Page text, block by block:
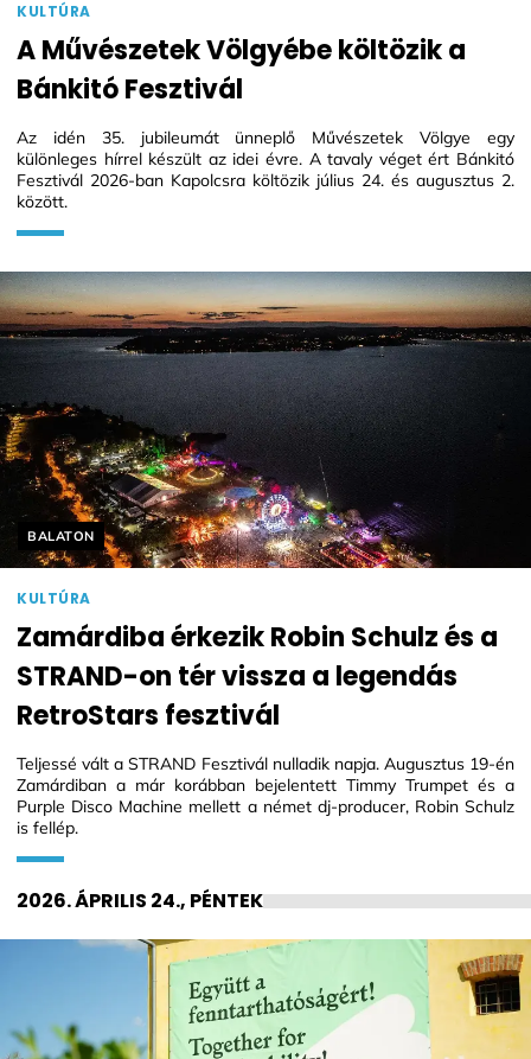
KULTÚRA
A Művészetek Völgyébe költözik a
Bánkitó Fesztivál
Az idén 35. jubileumát ünneplő Művészetek Völgye egy
különleges hírrel készült az idei évre. A tavaly véget ért Bánkitó
Fesztivál 2026-ban Kapolcsra költözik július 24. és augusztus 2.
között.
Helyszín címkék:
BALATON
KULTÚRA
Zamárdiba érkezik Robin Schulz és a
STRAND-on tér vissza a legendás
RetroStars fesztivál
Teljessé vált a STRAND Fesztivál nulladik napja. Augusztus 19-én
Zamárdiban a már korábban bejelentett Timmy Trumpet és a
Purple Disco Machine mellett a német dj-producer, Robin Schulz
is fellép.
2026. ÁPRILIS 24., PÉNTEK